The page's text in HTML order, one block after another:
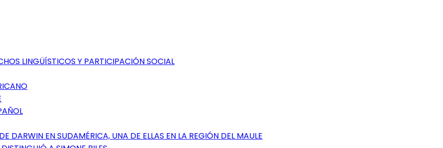
LINGÜÍSTICOS Y PARTICIPACIÓN SOCIAL
DARWIN EN SUDAMÉRICA, UNA DE ELLAS EN LA REGIÓN DEL MAULE